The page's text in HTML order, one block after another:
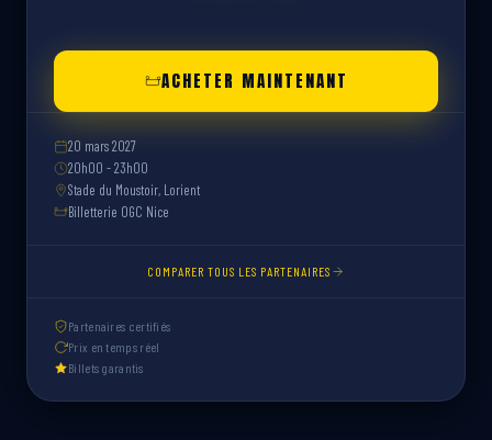
ACHETER MAINTENANT
20 mars 2027
20h00 - 23h00
Stade du Moustoir, Lorient
Billetterie OGC Nice
COMPARER TOUS LES PARTENAIRES
Partenaires certifiés
Prix en temps réel
Billets garantis